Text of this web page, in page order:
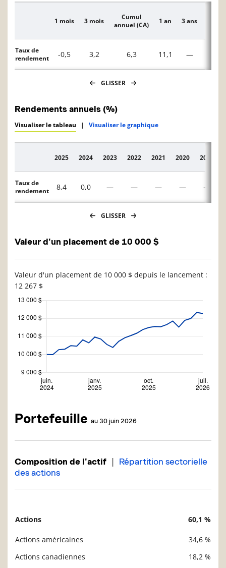
Description
1 mois 3 mois
Cumul
annuel (CA)
1 an 3 ans
Taux de
rendement
-0,5 3,2 6,3 11,1 —
GLISSER
Rendements annuels (%)
Visualiser le tableau | Visualiser le graphique
Description
2025 2024 2023 2022 2021 2020 2019
Taux de
rendement
8,4 0,0 — — — — —
GLISSER
Valeur d'un placement de 10 000 $
Valeur d'un placement de 10 000 $ depuis le lancement :
12 267 $
Portefeuille au 30 juin 2026
Composition de l'actif | Répartition sectorielle
des actions
Actions 60,1 %
Actions américaines
34,6 %
Actions canadiennes
18,2 %